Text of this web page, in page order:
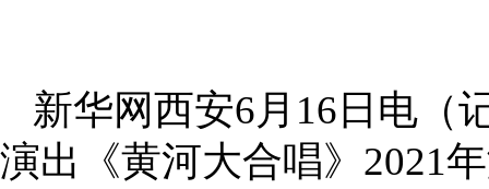
新华网西安6月16日电（
演出《黄河大合唱》2021